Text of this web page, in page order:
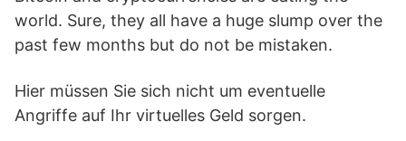
world. Sure, they all have a huge slump over the
past few months but do not be mistaken.
Hier müssen Sie sich nicht um eventuelle
Angriffe auf Ihr virtuelles Geld sorgen.